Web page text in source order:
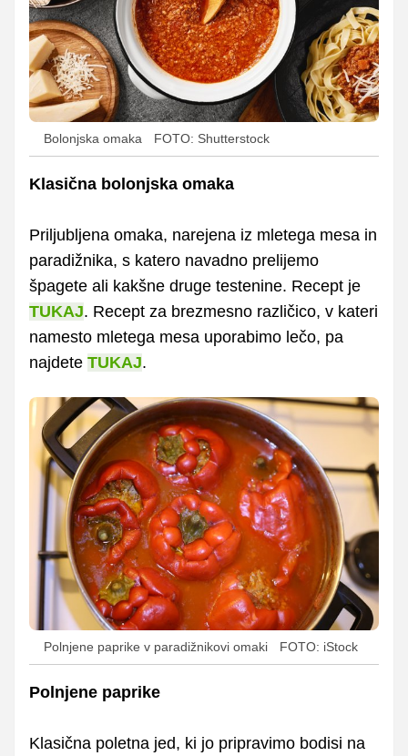
Bolonjska omaka FOTO: Shutterstock
Klasična bolonjska omaka
Priljubljena omaka, narejena iz mletega mesa in
paradižnika, s katero navadno prelijemo
špagete ali kakšne druge testenine. Recept je
TUKAJ. Recept za brezmesno različico, v kateri
namesto mletega mesa uporabimo lečo, pa
najdete TUKAJ.
Polnjene paprike v paradižnikovi omaki FOTO: iStock
Polnjene paprike
Klasična poletna jed, ki jo pripravimo bodisi na